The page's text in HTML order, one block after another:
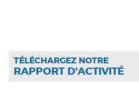
TÉLÉCHARGEZ NOTRE
RAPPORT D'ACTIVITÉ